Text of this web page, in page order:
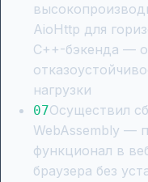
AioHttp для
C++-бэкенда —
нагрузки
07Осуществил
WebAssembly —
функционал в
браузера без